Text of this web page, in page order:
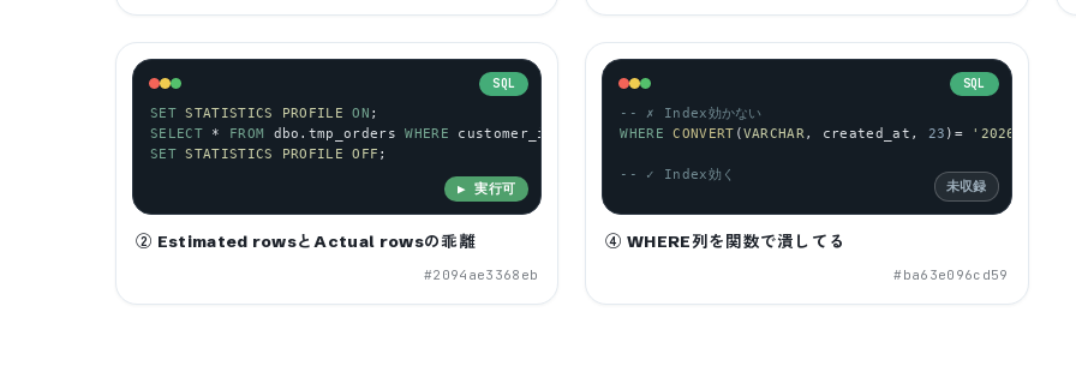
SQL
SET STATISTICS PROFILE ON ;
SELECT * FROM dbo . tmp_orders WHERE customer_id
SET
STATISTICS PROFILE OFF ;
▶ 実行可
② Estimated rowsとActual rowsの乖離
#2094ae3368eb
SQL
-- ✗ Index効かない
WHERE
CONVERT (VARCHAR , created_at , 23 )= '2026-05-15'
-- ✓ Index効く
未収録
④ WHERE列を関数で潰してる
#ba63e096cd59